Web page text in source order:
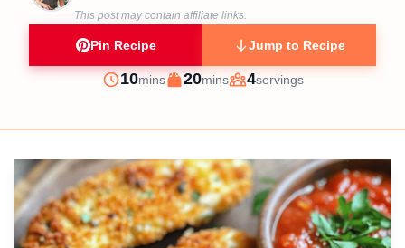
This post may contain affiliate links.
Pin Recipe Jump to Recipe
Prep
10minutes
mins
Cook
20minutes
mins
Servings
4servings